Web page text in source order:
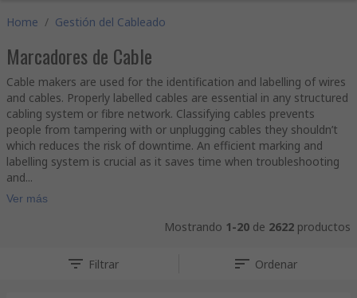
Home / Gestión del Cableado
Marcadores de Cable
Cable makers are used for the identification and labelling of wires
and cables. Properly labelled cables are essential in any structured
cabling system or fibre network. Classifying cables prevents
people from tampering with or unplugging cables they shouldn’t
which reduces the risk of downtime. An efficient marking and
labelling system is crucial as it saves time when troubleshooting
and...
Ver más
Mostrando 1-20 de 2622 productos
Filtrar Ordenar